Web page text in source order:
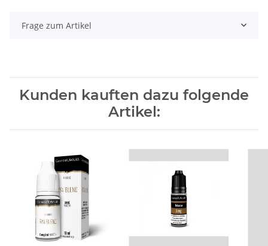
Frage zum Artikel
Kunden kauften dazu folgende
Artikel: